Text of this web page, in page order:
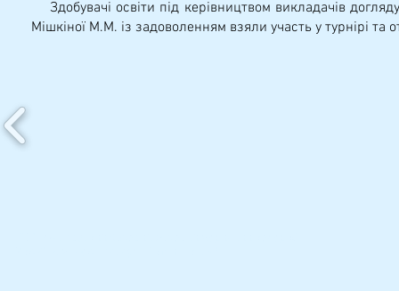
Здобувачі освіти під керівництвом викладачів
Мішкіної М.М. із задоволенням взяли участь у турнірі та